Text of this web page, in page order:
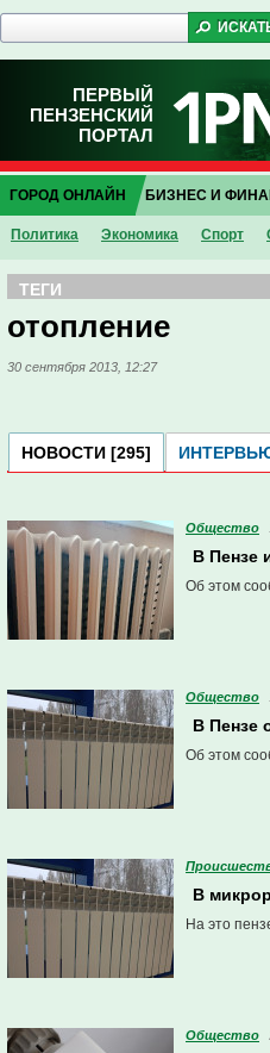
ПЕРВЫЙ
ПЕНЗЕНСКИЙ
ПОРТАЛ
ГОРОД ОНЛАЙН
Политика Экономика Спорт
БИЗНЕС И
ТЕГИ
отопление
30 сентября 2013, 12:27
НОВОСТИ [295]
Общество
В Пензе
Об этом
Общество
В Пензе
Об этом
В
На это
Общество